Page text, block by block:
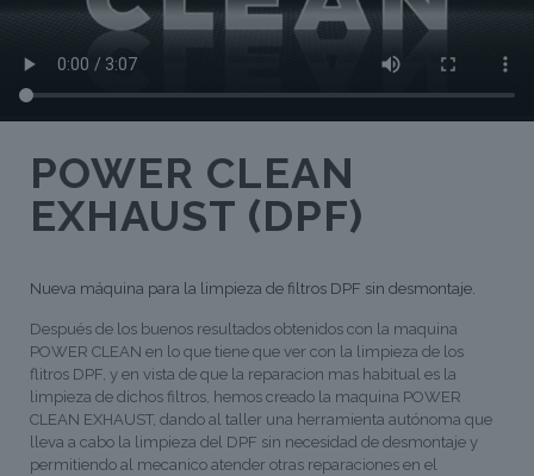
POWER CLEAN
EXHAUST (DPF)
Nueva máquina para la limpieza de filtros DPF sin desmontaje.
Después de los buenos resultados obtenidos con la maquina
POWER CLEAN en lo que tiene que ver con la limpieza de los
flitros DPF, y en vista de que la reparacion mas habitual es la
limpieza de dichos filtros, hemos creado la maquina POWER
CLEAN EXHAUST, dando al taller una herramienta autónoma que
lleva a cabo la limpieza del DPF sin necesidad de desmontaje y
permitiendo al mecanico atender otras reparaciones en el